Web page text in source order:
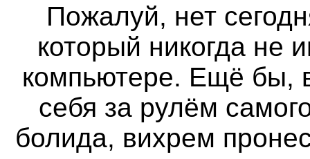
Пожалуй, нет
который никогда не
компьютере. Ещё бы,
себя за рулём
болида, вихрем